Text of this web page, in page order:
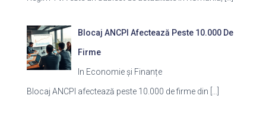
Blocaj ANCPI Afectează Peste 10.000 De
Firme
In Economie și Finanțe
Blocaj ANCPI afectează peste 10.000 de firme din